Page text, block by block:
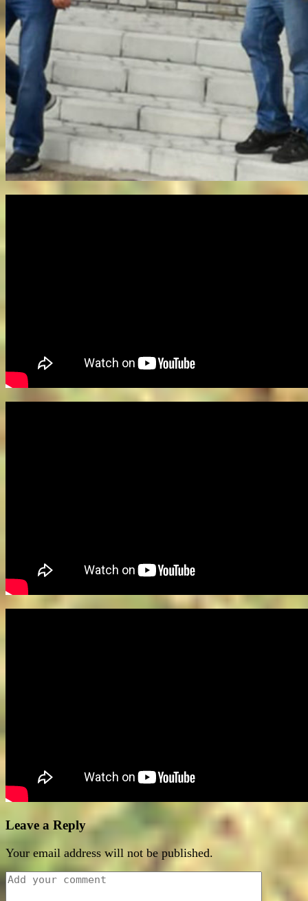
Leave a Reply
Your email address will not be published.